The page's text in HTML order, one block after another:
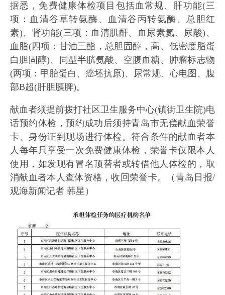
据悉，免费健康体检项目包括血常规、肝功能(三
项：血清谷草转氨酶、血清谷丙转氨酶、总胆红
素)、肾功能(三项：血清肌酐、血尿素氮、尿酸)、
血脂(四项：甘油三酯，总胆固醇，高、低密度脂蛋
白胆固醇)、同型半胱氨酸、空腹血糖、肿瘤标志物
(两项：甲胎蛋白、癌坯抗原)、尿常规、心电图、腹
部B超(肝胆胰脾)。
献血者须提前拨打社区卫生服务中心(镇街卫生院)电
话预约体检，预约成功后须持青岛市无偿献血荣誉
卡、身份证到现场进行体检。符合条件的献血者本
人每年只享受一次免费健康体检，荣誉卡仅限本人
使用，如发现有冒名顶替者或转借他人体检的，取
消献血者本人查体资格，收回荣誉卡。（青岛日报/
观海新闻记者 韩星）